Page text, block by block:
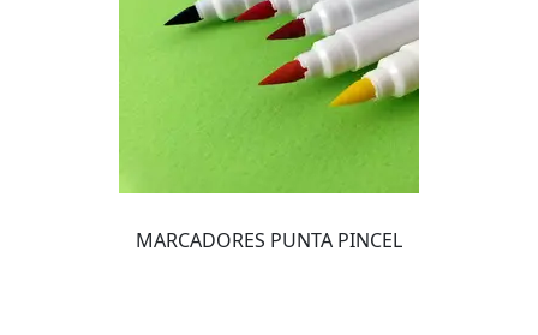
MARCADORES PUNTA PINCEL